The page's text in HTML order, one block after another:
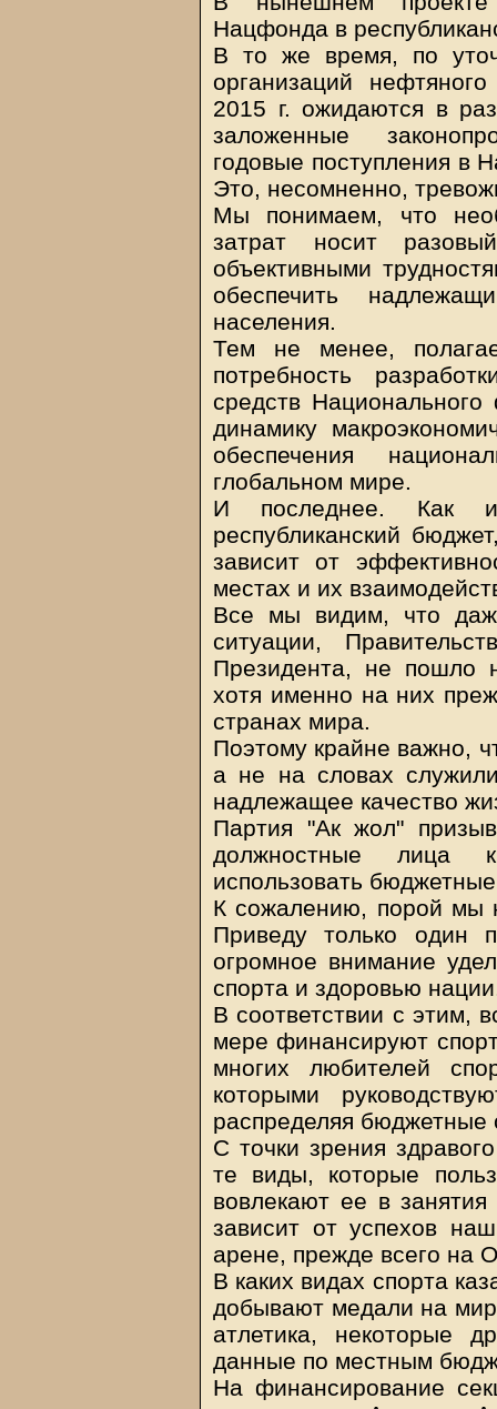
Нацфонда в
В то же время, по
организаций
2015 г. ожидаются в
заложенные
годовые поступления в
Это, несомненно,
Мы понимаем, что
затрат носит
объективными
обеспечить
населения.
Тем не менее,
потребность
средств
динамику
обеспечения
глобальном мире.
И последнее. Как
республиканский
зависит от
местах и их
Все мы видим, что
ситуации,
Президента, не пошло
хотя именно на них
странах мира.
Поэтому крайне важно,
а не на словах
надлежащее качество
Партия "Ак жол"
должностные лица
использовать
К сожалению, порой мы
Приведу только один
огромное внимание
спорта и здоровью
В соответствии с этим,
мере финансируют
многих любителей
которыми
распределяя бюджетные
С точки зрения
те виды, которые
вовлекают ее в
зависит от успехов
арене, прежде всего на
В каких видах спорта
добывают медали на
атлетика, некоторые
данные по местным
На финансирование